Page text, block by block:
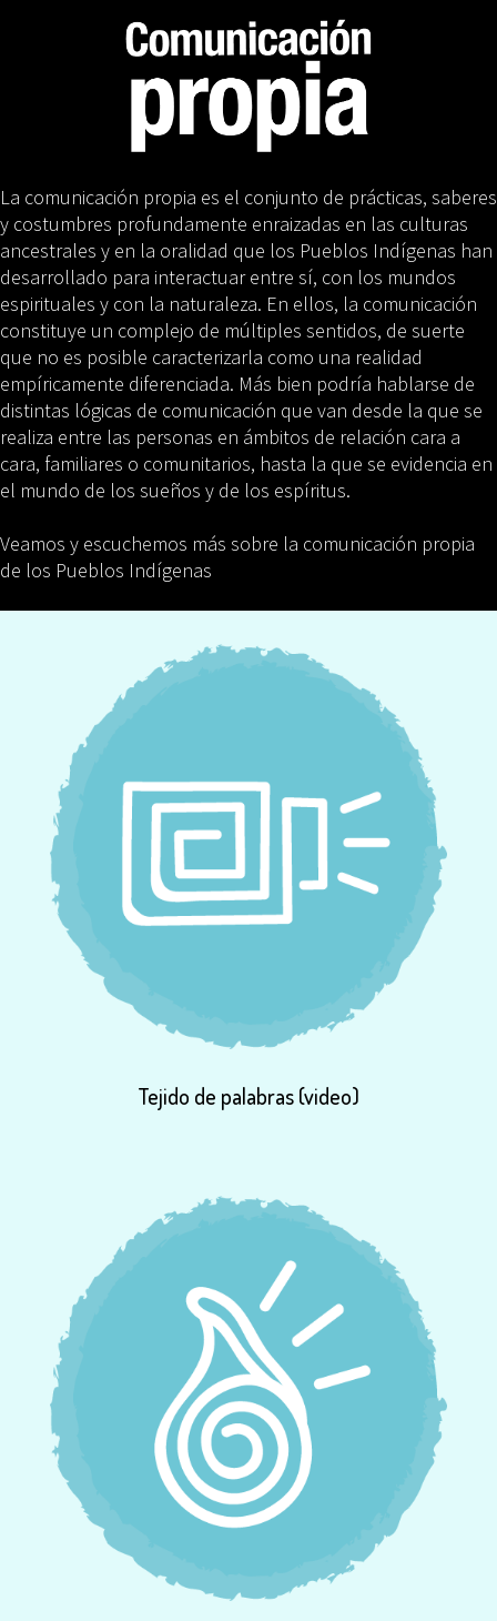
La comunicación propia es el conjunto de prácticas, saberes
y costumbres profundamente enraizadas en las culturas
ancestrales y en la oralidad que los Pueblos Indígenas han
desarrollado para interactuar entre sí, con los mundos
espirituales y con la naturaleza. En ellos, la comunicación
constituye un complejo de múltiples sentidos, de suerte
que no es posible caracterizarla como una realidad
empíricamente diferenciada. Más bien podría hablarse de
distintas lógicas de comunicación que van desde la que se
realiza entre las personas en ámbitos de relación cara a
cara, familiares o comunitarios, hasta la que se evidencia en
el mundo de los sueños y de los espíritus.
Veamos y escuchemos más sobre la comunicación propia
de los Pueblos Indígenas
Tejido de palabras(video)